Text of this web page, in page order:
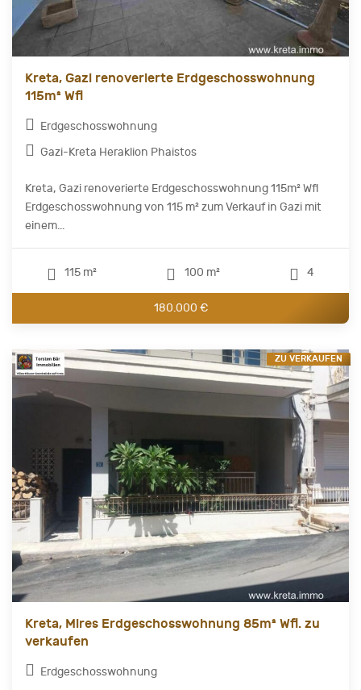
Kreta, Gazi renoverierte Erdgeschosswohnung
115m² Wfl
Erdgeschosswohnung
Gazi-Kreta Heraklion Phaistos
Kreta, Gazi renoverierte Erdgeschosswohnung 115m² Wfl
Erdgeschosswohnung von 115 m² zum Verkauf in Gazi mit
einem...
115 m² 100 m² 4
180.000 €
Kreta, Mires Erdgeschosswohnung 85m² Wfl. zu
verkaufen
Erdgeschosswohnung
ZU VERKAUFEN